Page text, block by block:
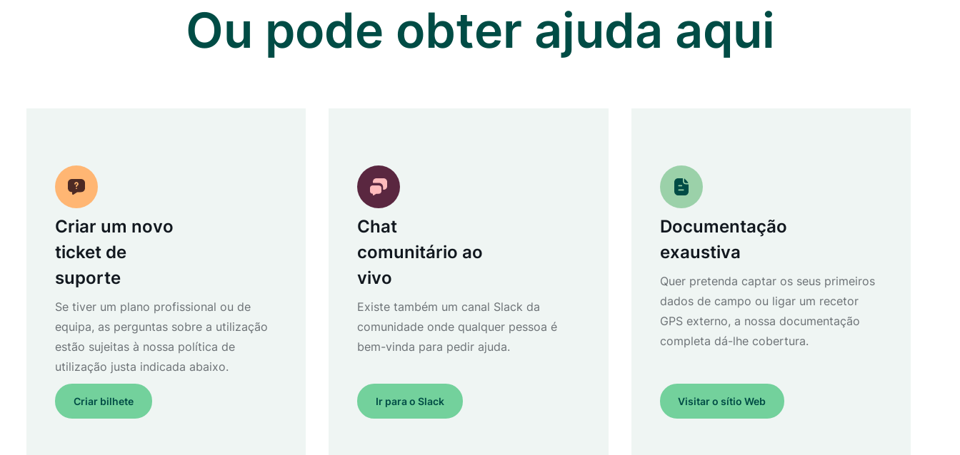
Ou pode obter ajuda aqui
Criar um novo
ticket de
suporte
Se tiver um plano profissional ou de
equipa, as perguntas sobre a utilização
estão sujeitas à nossa política de
utilização justa indicada abaixo.
Criar bilhete
Chat
comunitário ao
vivo
Existe também um canal Slack da
comunidade onde qualquer pessoa é
bem-vinda para pedir ajuda.
Ir para o Slack
Documentação
exaustiva
Quer pretenda captar os seus primeiros
dados de campo ou ligar um recetor
GPS externo, a nossa documentação
completa dá-lhe cobertura.
Visitar o sítio Web